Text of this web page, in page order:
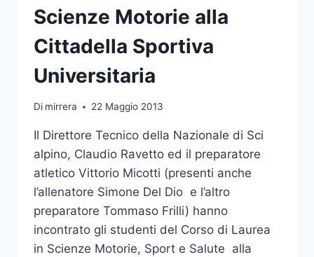
Scienze Motorie alla
Cittadella Sportiva
Universitaria
Di mirrera 22 Maggio 2013
Il Direttore Tecnico della Nazionale di Sci
alpino, Claudio Ravetto ed il preparatore
atletico Vittorio Micotti (presenti anche
l’allenatore Simone Del Dio e l’altro
preparatore Tommaso Frilli) hanno
incontrato gli studenti del Corso di Laurea
in Scienze Motorie, Sport e Salute alla